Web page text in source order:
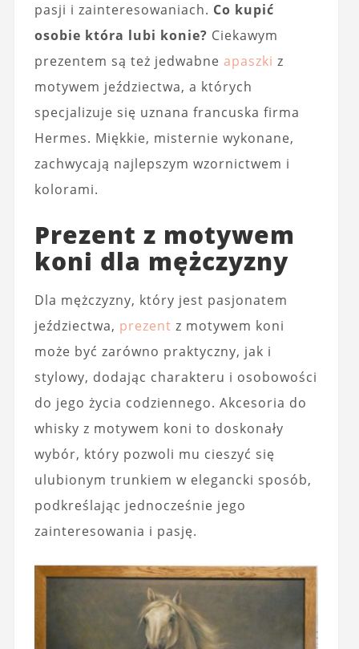
pasji i zainteresowaniach. Co kupić
osobie która lubi konie? Ciekawym
prezentem są też jedwabne apaszki z
motywem jeździectwa, a których
specjalizuje się uznana francuska firma
Hermes. Miękkie, misternie wykonane,
zachwycają najlepszym wzornictwem i
kolorami.
Prezent z motywem
koni dla mężczyzny
Dla mężczyzny, który jest pasjonatem
jeździectwa, prezent z motywem koni
może być zarówno praktyczny, jak i
stylowy, dodając charakteru i osobowości
do jego życia codziennego. Akcesoria do
whisky z motywem koni to doskonały
wybór, który pozwoli mu cieszyć się
ulubionym trunkiem w elegancki sposób,
podkreślając jednocześnie jego
zainteresowania i pasję.